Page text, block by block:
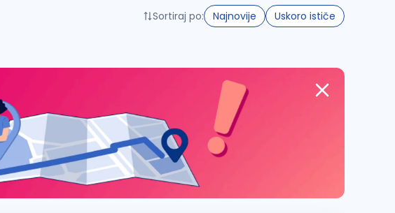
Sortiraj po: Najnovije Uskoro ističe